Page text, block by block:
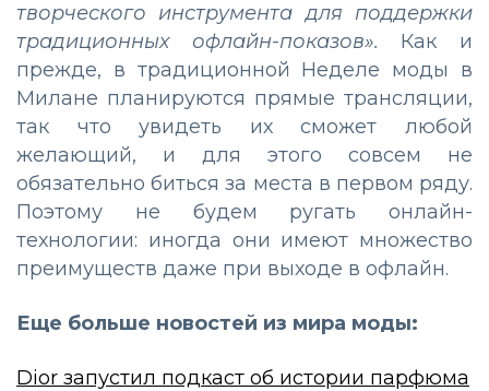
творческого инструмента для поддержки
традиционных офлайн-показов». Как и
прежде, в традиционной Неделе моды в
Милане планируются прямые трансляции,
так что увидеть их сможет любой
желающий, и для этого совсем не
обязательно биться за места в первом ряду.
Поэтому не будем ругать онлайн-
технологии: иногда они имеют множество
преимуществ даже при выходе в офлайн.
Еще больше новостей из мира моды:
Dior запустил подкаст об истории парфюма